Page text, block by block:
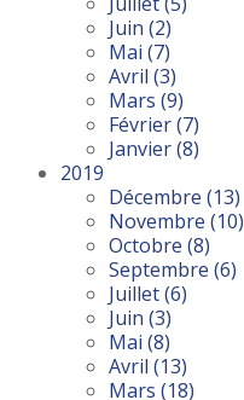
Juin (2)
Mai (7)
Avril (3)
Mars (9)
Février(7)
Janvier(8)
2019
Décembre (13)
Novembre (10)
Octobre (8)
Septembre (6)
Juillet(6)
Juin (3)
Mai (8)
Avril (13)
Mars (18)